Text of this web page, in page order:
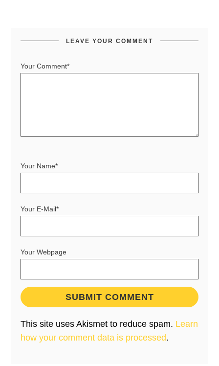
LEAVE YOUR COMMENT
Your Comment*
Your Name*
Your E-Mail*
Your Webpage
This site uses Akismet to reduce spam. Learn
how your comment data is processed.